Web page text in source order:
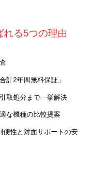
れる5つの理由
計2年間無料保証」
取処分まで一挙解決
な機種の比較提案
便性と対面サポートの安